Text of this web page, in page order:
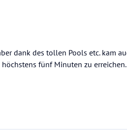
dank des tollen Pools etc. kam
fünf Minuten zu erreichen.